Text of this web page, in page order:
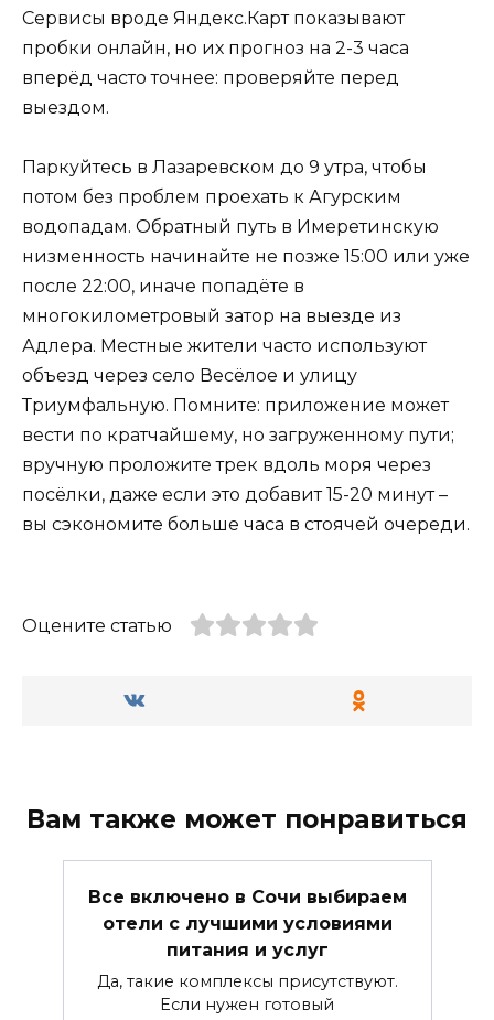
Сервисы вроде Яндекс.Карт показывают
пробки онлайн, но их прогноз на 2-3 часа
вперёд часто точнее: проверяйте перед
выездом.
Паркуйтесь в Лазаревском до 9 утра, чтобы
потом без проблем проехать к Агурским
водопадам. Обратный путь в Имеретинскую
низменность начинайте не позже 15:00 или уже
после 22:00, иначе попадёте в
многокилометровый затор на выезде из
Адлера. Местные жители часто используют
объезд через село Весёлое и улицу
Триумфальную. Помните: приложение может
вести по кратчайшему, но загруженному пути;
вручную проложите трек вдоль моря через
посёлки, даже если это добавит 15-20 минут –
вы сэкономите больше часа в стоячей очереди.
Оцените статью
Вам также может понравиться
Все включено в Сочи выбираем
отели с лучшими условиями
питания и услуг
Да, такие комплексы присутствуют.
Если нужен готовый